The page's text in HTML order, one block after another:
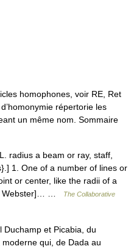
homophones, voir RE, Ret
répertorie les
un même nom. Sommaire
radius a beam or ray, staff,
1. One of a number of lines or
or center, like the radii of a
Webster]… …
The Collaborative
et Picabia, du
moderne qui, de Dada au